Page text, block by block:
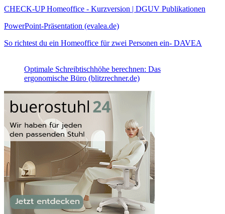
CHECK-UP Homeoffice - Kurzversion | DGUV Publikationen
PowerPoint-Präsentation (evalea.de)
So richtest du ein Homeoffice für zwei Personen ein- DAVEA
Optimale Schreibtischhöhe berechnen: Das
ergonomische Büro (blitzrechner.de)